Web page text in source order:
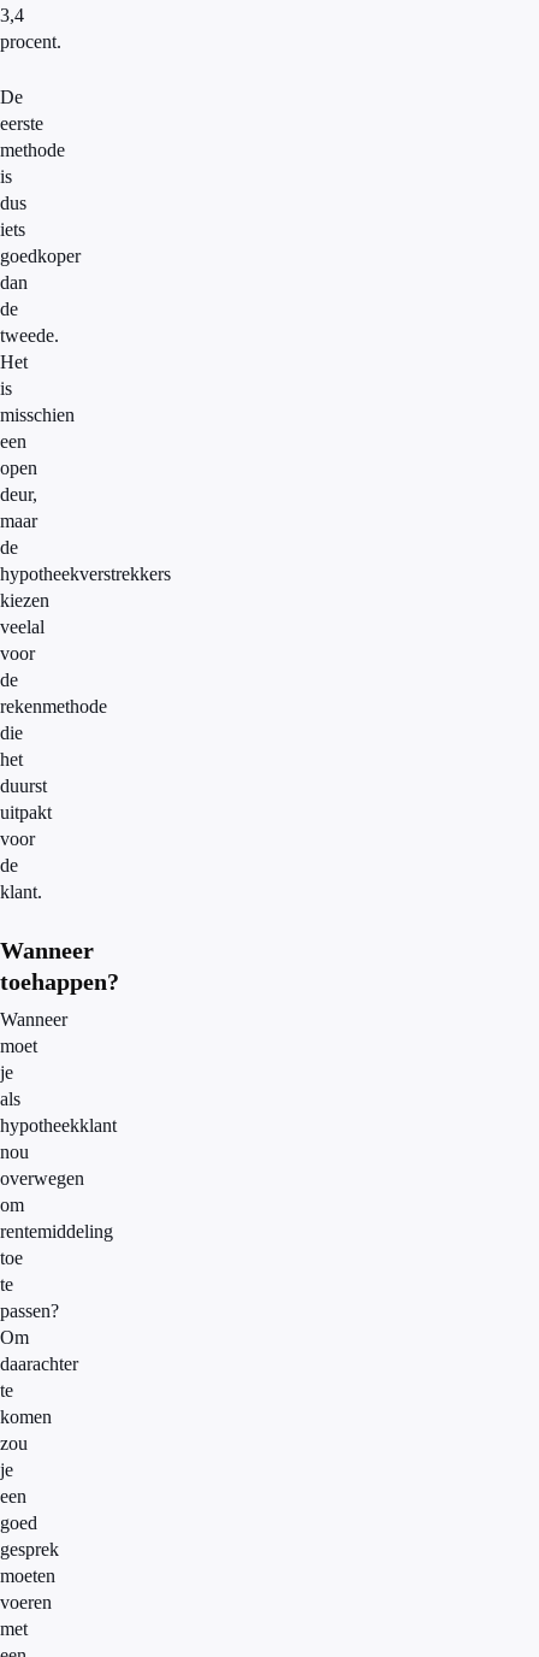
3,4
procent.
De
eerste
methode
is
dus
iets
goedkoper
dan
de
tweede.
Het
is
misschien
een
open
deur,
maar
de
hypotheekverstrekkers
kiezen
veelal
voor
de
rekenmethode
die
het
duurst
uitpakt
voor
de
klant.
Wanneer
toehappen?
Wanneer
moet
je
als
hypotheekklant
nou
overwegen
om
rentemiddeling
toe
te
passen?
Om
daarachter
te
komen
zou
je
een
goed
gesprek
moeten
voeren
met